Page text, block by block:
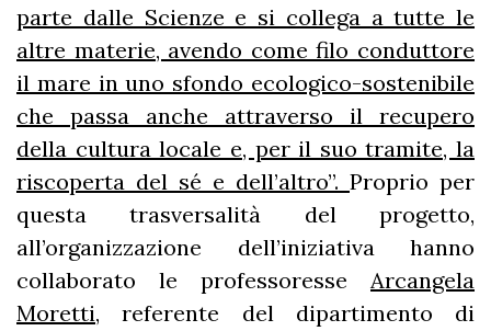
parte dalle Scienze e si collega a tutte le
altre materie, avendo come filo conduttore
il mare in uno sfondo ecologico-sostenibile
che passa anche attraverso il recupero
della cultura locale e, per il suo tramite, la
riscoperta del sé e dell’altro”. Proprio per
questa trasversalità del progetto,
all’organizzazione dell’iniziativa hanno
collaborato le professoresse Arcangela
Moretti, referente del dipartimento di